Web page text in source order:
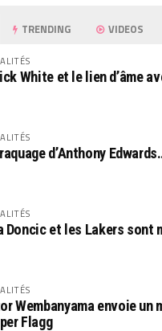
TRENDING VIDEOS
White et le lien d’âme
d’Anthony
Doncic et les Lakers sont
Wembanyama envoie un
Flagg